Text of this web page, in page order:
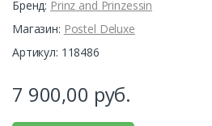
Бренд: Prinz and Prinzessin
Магазин: Postel Deluxe
Артикул: 118486
7 900,00 руб.